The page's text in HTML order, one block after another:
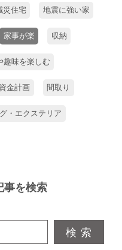
災住宅 地震に強い家
家事が楽 収納
趣味を楽しむ
資金計画 間取り
・エクステリア
事を検索
検 索